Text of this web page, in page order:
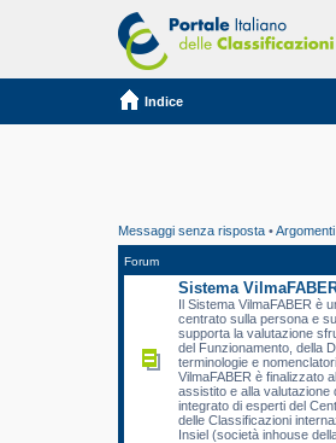
Indice
Messaggi senza risposta •
Forum
Sistema
Il Sistema VilmaFABER è
centrato sulla persona e
supporta la valutazione
del Funzionamento, della
terminologie e
VilmaFABER è finalizzato
assistito e alla valutazione
integrato di esperti del
delle Classificazioni
Insiel (società inhouse